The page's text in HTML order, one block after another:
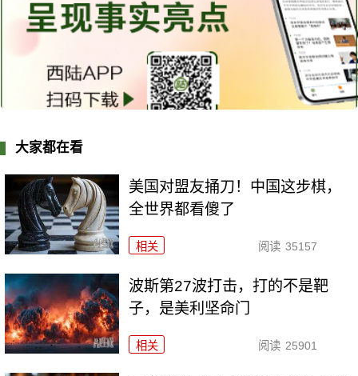
大家都在看
美国对盟友捅刀！中国这步棋，
全世界都看傻了
相关 阅读 35157
波斯第27波打击，打的不是靶
子，是美利坚命门
相关 阅读 25901